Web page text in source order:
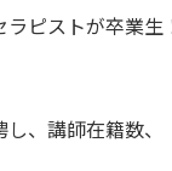
ピストが卒業生
、講師在籍数、